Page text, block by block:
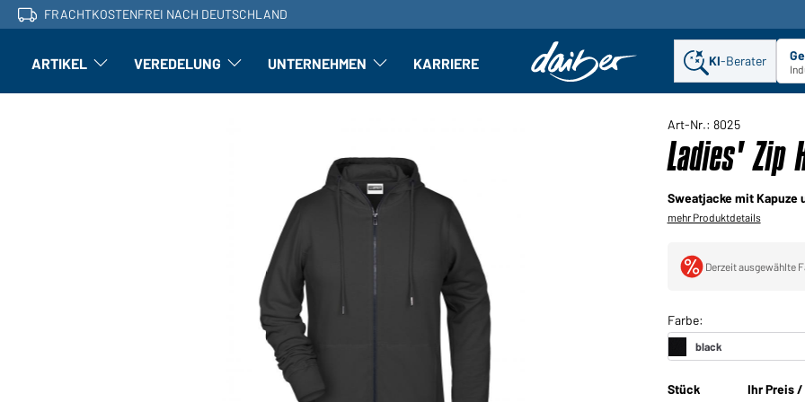
FRACHTKOSTENFREI NACH DEUTSCHLAND
ARTIKEL Artikel: Untermenü öffnen
VEREDELUNG Veredelung: Untermenü öffnen
UNTERNEHMEN Unternehmen: Untermenü öffnen
KARRIERE KI-Berater
Art-Nr.: 8025
Ladies' Zip
Sweatjacke mit Kapuze
mehr Produktdetails
Derzeit ausgewählte
Stück Ihr Preis